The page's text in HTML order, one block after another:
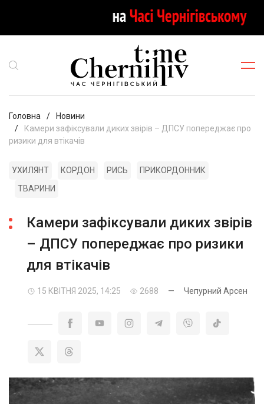
Головна
Новини
Камери зафіксували диких звірів – ДПСУ попереджає про
ризики для втікачів
УХИЛЯНТ КОРДОН РИСЬ
ПРИКОРДОННИК
ТВАРИНИ
Камери зафіксували диких звірів
– ДПСУ попереджає про ризики
для втікачів
15 КВІТНЯ 2025, 14:25 2688 — Чепурний Арсен